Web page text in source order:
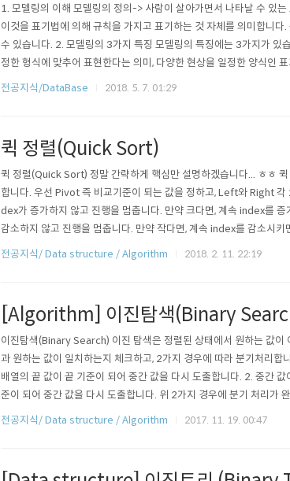
1. 모델링의 이해 모델링의 정의-> 사람이 살아가면서 나타날 수 있
이것을 표기법에 의해 규칙을 가지고 표기하는 것 자체를 의미합니
수 있습니다. 2. 모델링의 3가지 특징 모델링의 특징에는 3가지가 있
정한 형식에 맞추어 표현한다는 의미, 다양한 현상을 일정한 양식인
표기법이나 언어로 표현하여 쉽게 이해할 수 있도록 하는 개념! 3) 명
전공지식/DataBase 2018. 5. 7. 01:29
퀵 정렬(Quick Sort)
퀵 정렬(Quick Sort) 정말 간략하게 핵심만 설명하겠습니다... ㅎㅎ
합니다. 우선 Pivot 즉 비교기준이 되는 값을 정하고, Left와 Right
dex가 증가하지 않고 진행을 멈춥니다. 만약 크다면, 계속 index를
감소하지 않고 진행을 멈춥니다. 만약 작다면, 계속 index를 감소시
ght의 index가 교차하지 않고 Left..
전공지식/ Data structure / Algorithm 2018. 2. 11. 22:19
[Algorithm] 이진탐색(Binary
이진탐색(Binary Search) 이진 탐색은 정렬된 상태에서 원하는 값이
과 원하는 값이 일치하는지 체크하고, 2가지 경우에 따라 분기처리
배열의 끝 값이 끝 기준이 되어 중간 값을 다시 도출합니다. 2. 중간
준이 되어 중간 값을 다시 도출합니다. 위 2가지 경우에 분기 처리가
간 값과 일치하는 경우 해당 탐색 루프를 벗어납니다. ㅎㅎ package
전공지식/ Data structure / Algorithm 2017. 11. 19. 00:47